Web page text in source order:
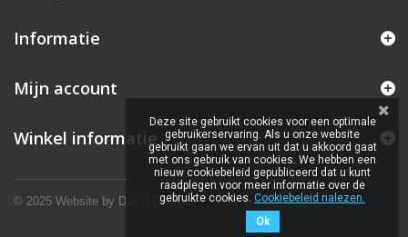
Informatie
© 2025 Website by David Georges
Mijn account
Winkel informatie
Deze site gebruikt cookies voor een optimale
gebruikerservaring. Als u onze website
gebruikt gaan we ervan uit dat u akkoord gaat
met ons gebruik van cookies. We hebben een
nieuw cookiebeleid gepubliceerd dat u kunt
raadplegen voor meer informatie over de
gebruikte cookies. Cookiebeleid nalezen.
Ok